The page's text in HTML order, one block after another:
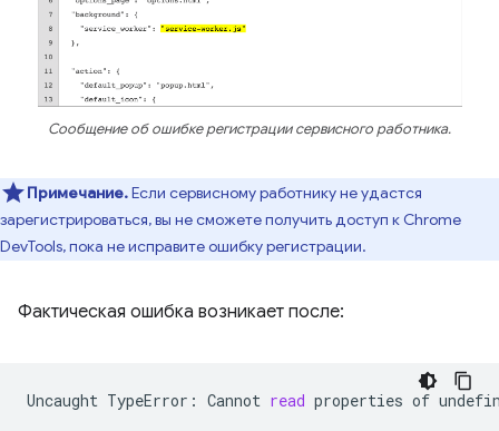
Сообщение об ошибке регистрации сервисного работника.
Примечание.Если сервисному работнику не удастся
зарегистрироваться, вы не сможете получить доступ к Chrome
DevTools, пока не исправите ошибку регистрации.
Фактическая ошибка возникает после:
Uncaught TypeError: Cannot read properties of